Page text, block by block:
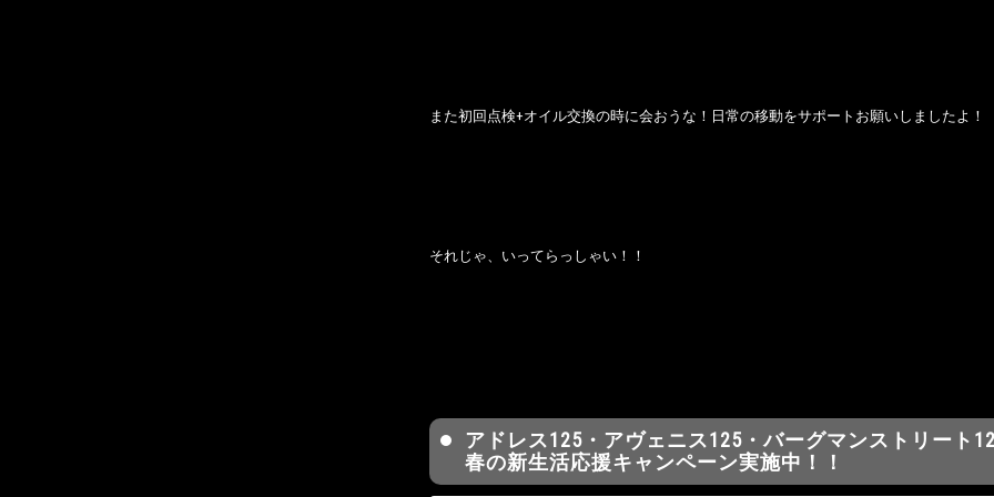
また初回点検+オイル交換の時に会おうな！日常の移動をサポートお願いしましたよ！
それじゃ、いってらっしゃい！！
アドレス125・アヴェニス125・バーグマンストリート
春の新生活応援キャンペーン実施中！！